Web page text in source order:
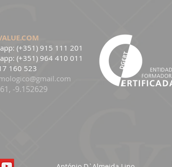
(+351) 915 111 201
(+351) 964 410 011
160 523
-9.152629